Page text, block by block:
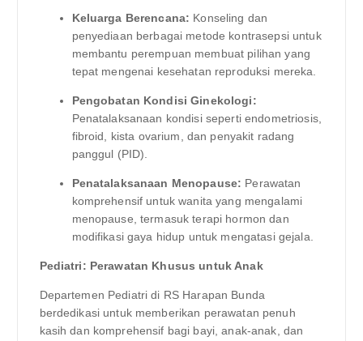
Keluarga Berencana: Konseling dan
penyediaan berbagai metode kontrasepsi untuk
membantu perempuan membuat pilihan yang
tepat mengenai kesehatan reproduksi mereka.
Pengobatan Kondisi Ginekologi:
Penatalaksanaan kondisi seperti endometriosis,
fibroid, kista ovarium, dan penyakit radang
panggul (PID).
Penatalaksanaan Menopause: Perawatan
komprehensif untuk wanita yang mengalami
menopause, termasuk terapi hormon dan
modifikasi gaya hidup untuk mengatasi gejala.
Pediatri: Perawatan Khusus untuk Anak
Departemen Pediatri di RS Harapan Bunda
berdedikasi untuk memberikan perawatan penuh
kasih dan komprehensif bagi bayi, anak-anak, dan